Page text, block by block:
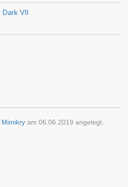
Dark VII
Mimikry am 06.06.2019 angelegt.